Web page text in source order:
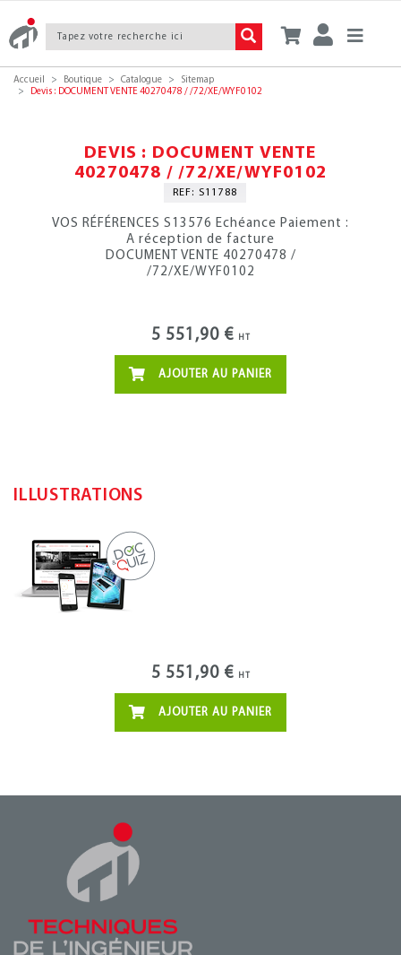
Accueil Boutique Catalogue
Sitemap
Devis : DOCUMENT VENTE 40270478 / /72/XE/WYF0102
DEVIS : DOCUMENT VENTE
40270478 / /72/XE/WYF0102
REF: S11788
VOS RÉFÉRENCES S13576 Echéance Paiement :
A réception de facture
DOCUMENT VENTE 40270478 /
/72/XE/WYF0102
5 551,90 € HT
AJOUTER AU PANIER
ILLUSTRATIONS
5 551,90 € HT
AJOUTER AU PANIER